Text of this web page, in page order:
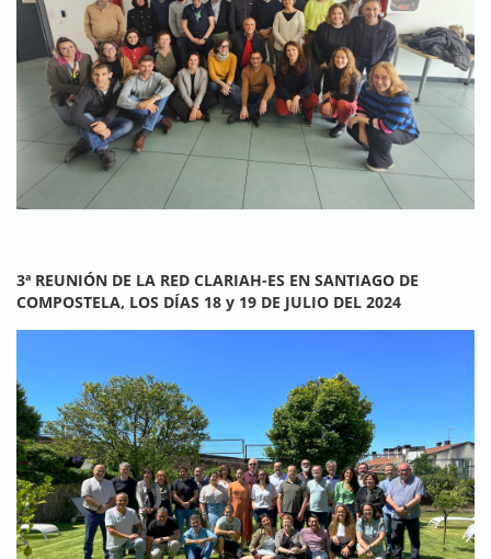
3ª REUNIÓN DE LA RED CLARIAH-ES EN SANTIAGO DE
COMPOSTELA, LOS DÍAS 18 y 19 DE JULIO DEL 2024